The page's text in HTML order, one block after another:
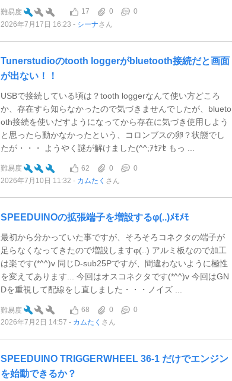
難易度 17 0
0
2026年7月17日 16:23
シーナさん
Tunerstudioのtooth loggerがbluetooth接続だと画面
が出ない！！
USBで接続している頃は？tooth loggerなんて使い方どころ
か、存在すら知らなかったので気づきませんでしたが、blueto
oth接続を使いだすようになってから存在に気づき使用しよう
と思ったら動かなかったという、コロンブスの卵？状態でし
たが・・・ ようやく謎が解けました(^^;ｱｾｱｾ もっ ...
難易度 62 0
0
2026年7月10日 11:32
カムたく さん
SPEEDUINOの拡張端子を増設するφ(..)ﾒﾓﾒﾓ
最初から分かっていた事ですが、そろそろコネクタの端子が
足らなくなってきたので増設しますφ(..) アルミ板なので加工
は楽です(*^^)v 同じD-sub25Pですが、間違わないように極性
を変えてあります... 今回はオスコネクタです(*^^)v 今回はGN
Dを重視して配線をし直しました・・・ノイズ ...
難易度 68 0
0
2026年7月2日 14:57
カムたく さん
SPEEDUINO TRIGGERWHEEL 36-1 だけでエンジン
を始動できるか？